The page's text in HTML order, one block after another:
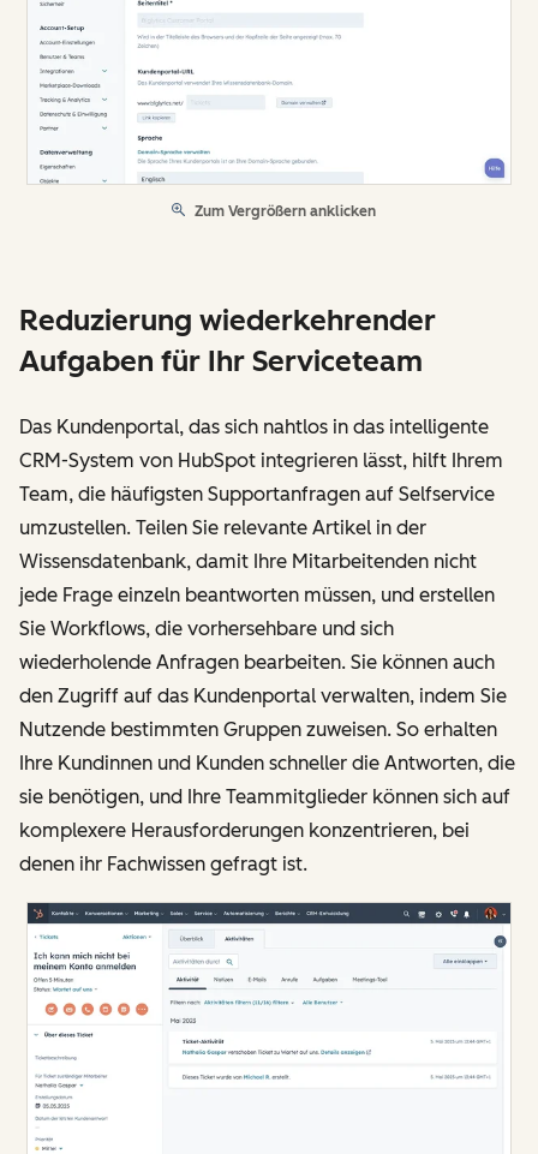
Zum Vergrößern anklicken
Reduzierung wiederkehrender
Aufgaben für Ihr Serviceteam
Das Kundenportal, das sich nahtlos in das intelligente
CRM-System von HubSpot integrieren lässt, hilft Ihrem
Team, die häufigsten Supportanfragen auf Selfservice
umzustellen. Teilen Sie relevante Artikel in der
Wissensdatenbank, damit Ihre Mitarbeitenden nicht
jede Frage einzeln beantworten müssen, und erstellen
Sie Workflows, die vorhersehbare und sich
wiederholende Anfragen bearbeiten. Sie können auch
den Zugriff auf das Kundenportal verwalten, indem Sie
Nutzende bestimmten Gruppen zuweisen. So erhalten
Ihre Kundinnen und Kunden schneller die Antworten, die
sie benötigen, und Ihre Teammitglieder können sich auf
komplexere Herausforderungen konzentrieren, bei
denen ihr Fachwissen gefragt ist.